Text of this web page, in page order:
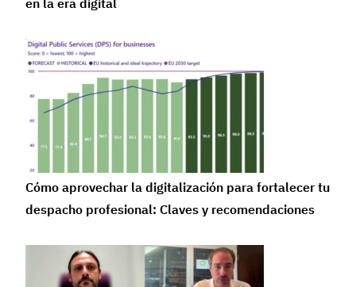
Cómo aprovechar la digitalización para fortalecer tu
despacho profesional: Claves y recomendaciones